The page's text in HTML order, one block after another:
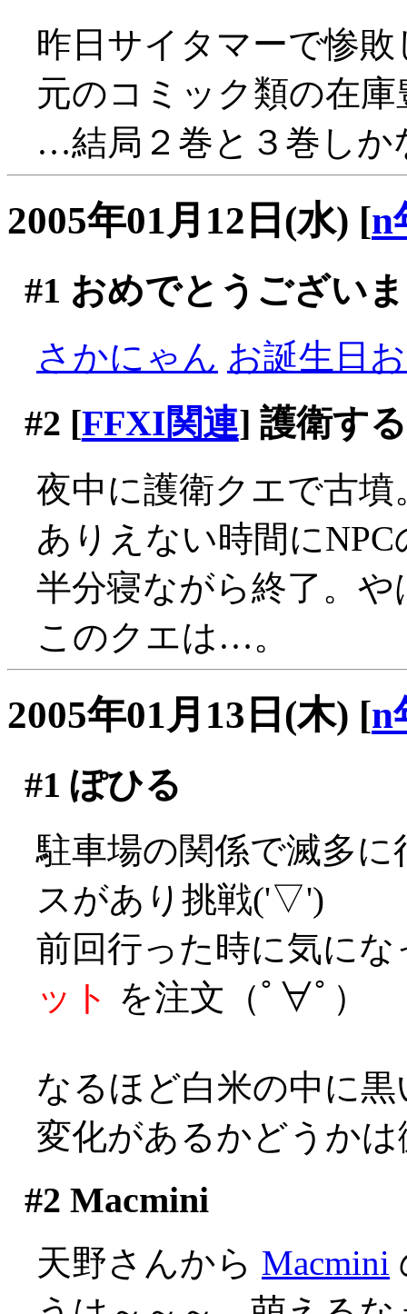
昨日サイタマーで惨
元のコミック類の在
…結局２巻と３巻しか
2005年01月12日(水) [n
#1 おめでとうござい
さかにゃん お誕生日
#2 [FFXI関連] 護衛す
夜中に護衛クエで古墳
ありえない時間に
半分寝ながら終了。
このクエは…。
2005年01月13日(木) [n
#1 ぽひる
駐車場の関係で滅多
スがあり挑戦('▽')
前回行った時に気に
ット を注文（ﾟ∀ﾟ）
なるほど白米の中に
変化があるかどうか
#2 Macmini
天野さんから Macmini